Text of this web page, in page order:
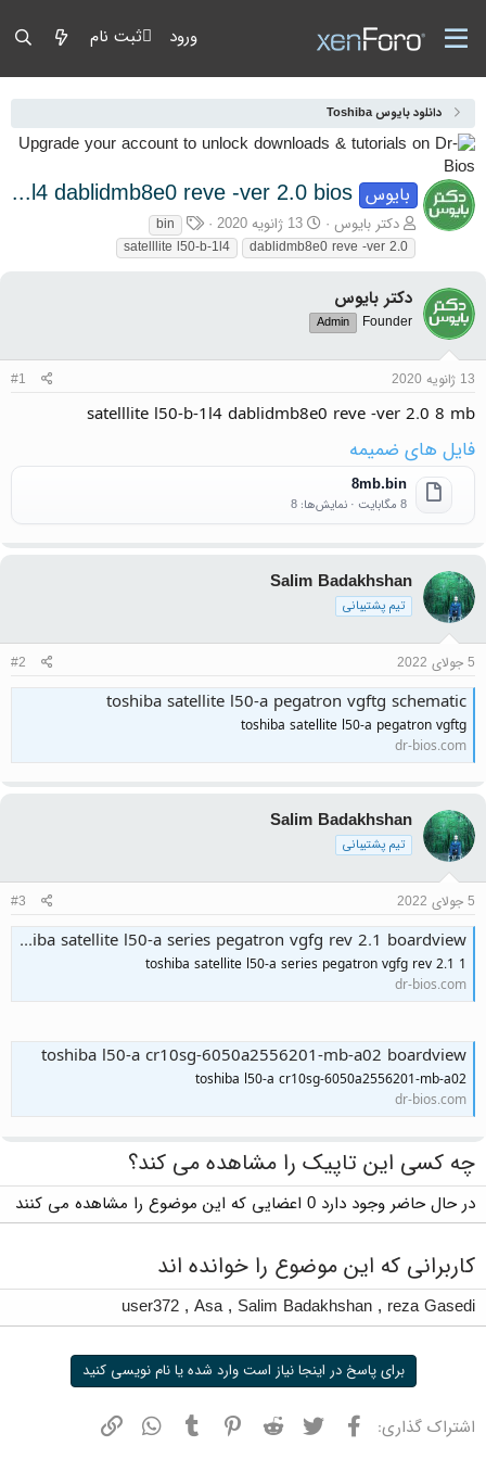
ورود ثبت نام
دانلود بایوس Toshiba
بایوس satelllite l50-b-1l4 dablidmb8e0 reve -ver 2.0 bios
آغازگر گفتمان
دکتر بایوس تاریخ شروع
13 ژانویه 2020 برچسب‌ها
bin
dablidmb8e0 reve -ver 2.0
satelllite l50-b-1l4
دکتر بایوس
Founder
Admin
13 ژانویه 2020 #1
satelllite l50-b-1l4 dablidmb8e0 reve -ver 2.0 8 mb
فایل های ضمیمه
8mb.bin
8 مگابایت · نمایش‌ها: 8
Salim Badakhshan
تیم پشتیبانی
5 جولای 2022 #2
toshiba satellite l50-a pegatron vgftg schematic
toshiba satellite l50-a pegatron vgftg
dr-bios.com
Salim Badakhshan
تیم پشتیبانی
5 جولای 2022 #3
toshiba satellite l50-a series pegatron vgfg rev 2.1 boardview
toshiba satellite l50-a series pegatron vgfg rev 2.1 1
dr-bios.com
toshiba l50-a cr10sg-6050a2556201-mb-a02 boardview
toshiba l50-a cr10sg-6050a2556201-mb-a02
dr-bios.com
چه کسی این تاپیک را مشاهده می کند؟
در حال حاضر وجود دارد 0 اعضایی که این موضوع را مشاهده می کنند
کاربرانی که این موضوع را خوانده اند
reza Gasedi
,
Salim Badakhshan
,
Asa
,
user372
برای پاسخ در اینجا نیاز است وارد شده یا نام نویسی کنید
اشتراک گذاری: فیسبوک توییتر ردیت پینترستتامبلر واتسپ